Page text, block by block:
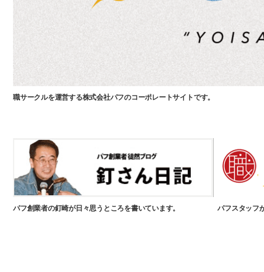
職サークルを運営する株式会社パフのコーポレートサイトです。
パフ創業者の釘崎が日々思うところを書いています。 パフスタッフ